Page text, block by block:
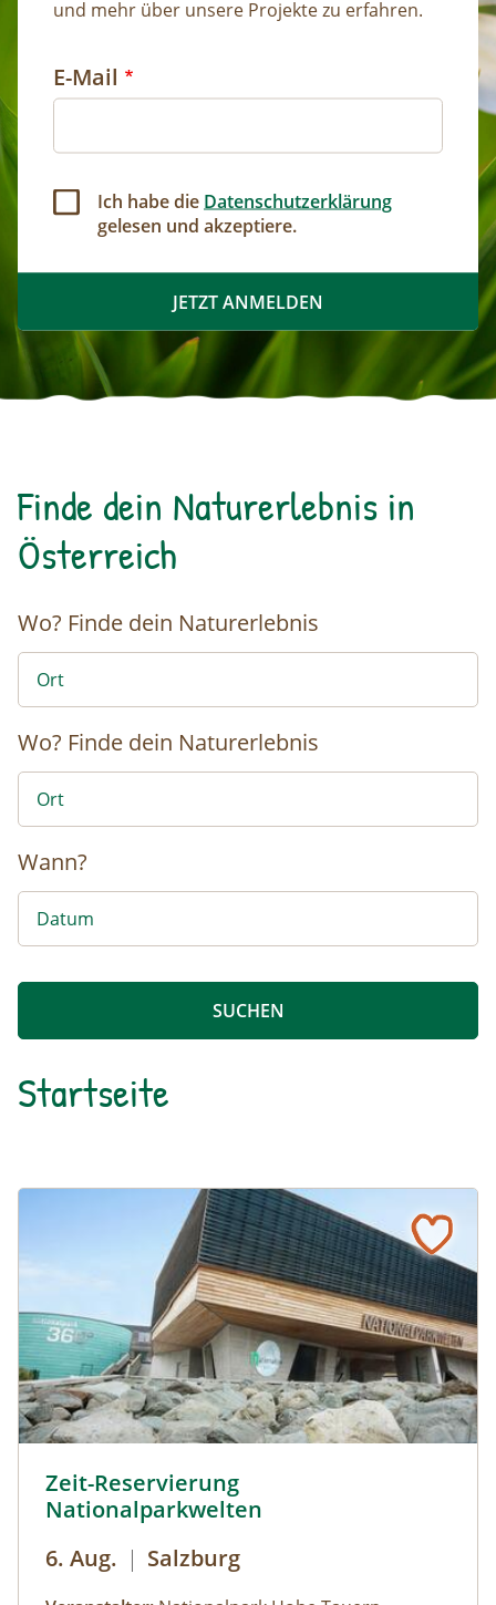
und mehr über unsere Projekte zu erfahren.
E-Mail
Ich habe die Datenschutzerklärung
gelesen und akzeptiere.
Finde dein Naturerlebnis in
Österreich
Wo? Finde dein Naturerlebnis
Wo? Finde dein Naturerlebnis
Wann?
Startseite
Zeit-Reservierung
Nationalparkwelten
6. Aug. | Salzburg